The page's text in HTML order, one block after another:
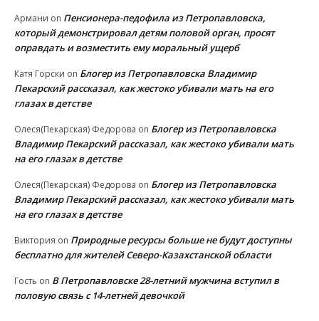
Армани on Пенсионера-педофила из Петропавловска,
который демонстрировал детям половой орган, просят
оправдать и возместить ему моральный ущерб
Катя Горски on Блогер из Петропавловска Владимир
Пекарский рассказал, как жестоко убивали мать на его
глазах в детстве
Олеся(Пекарская) Федорова on Блогер из Петропавловска
Владимир Пекарский рассказал, как жестоко убивали мать
на его глазах в детстве
Олеся(Пекарская) Федорова on Блогер из Петропавловска
Владимир Пекарский рассказал, как жестоко убивали мать
на его глазах в детстве
Виктория on Природные ресурсы больше не будут доступны
бесплатно для жителей Северо-Казахстанской области
Гость on В Петропавловске 28-летний мужчина вступил в
половую связь с 14-летней девочкой